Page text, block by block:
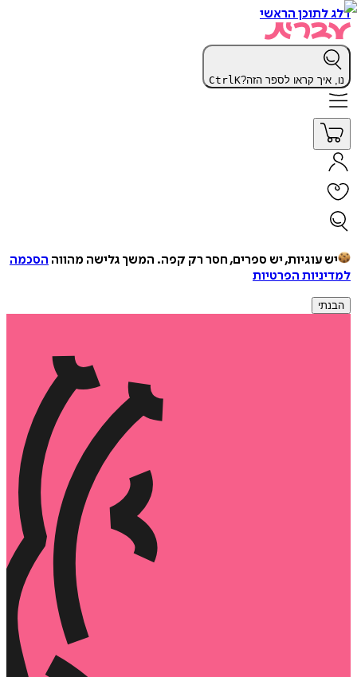
דלג לתוכן הראשי
נו, איך קראו לספר הזה? CtrlK
יש עוגיות, יש ספרים, חסר רק קפה. המשך גלישה מהווה הסכמה
למדיניות הפרטיות
הבנתי